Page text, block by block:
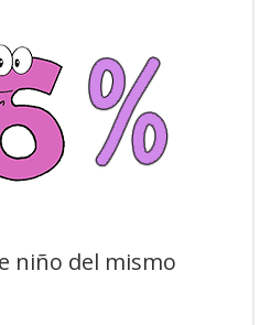
niño del mismo